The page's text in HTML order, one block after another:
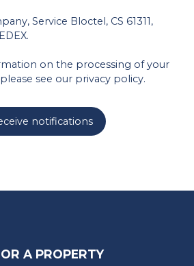
Service Bloctel, CS 61311,
on the processing of your
see our privacy policy.
notifications
A PROPERTY